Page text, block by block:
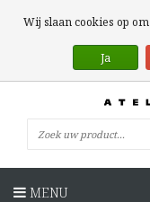
MENU
Wij slaan cookies op
Ja